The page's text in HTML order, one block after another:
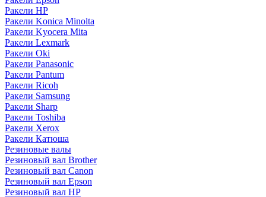
Ракели HP
Ракели Konica Minolta
Ракели Kyocera Mita
Ракели Lexmark
Ракели Oki
Ракели Panasonic
Ракели Pantum
Ракели Ricoh
Ракели Samsung
Ракели Sharp
Ракели Toshiba
Ракели Xerox
Ракели Катюша
Резиновые валы
Резиновый вал Brother
Резиновый вал Canon
Резиновый вал Epson
Резиновый вал HP